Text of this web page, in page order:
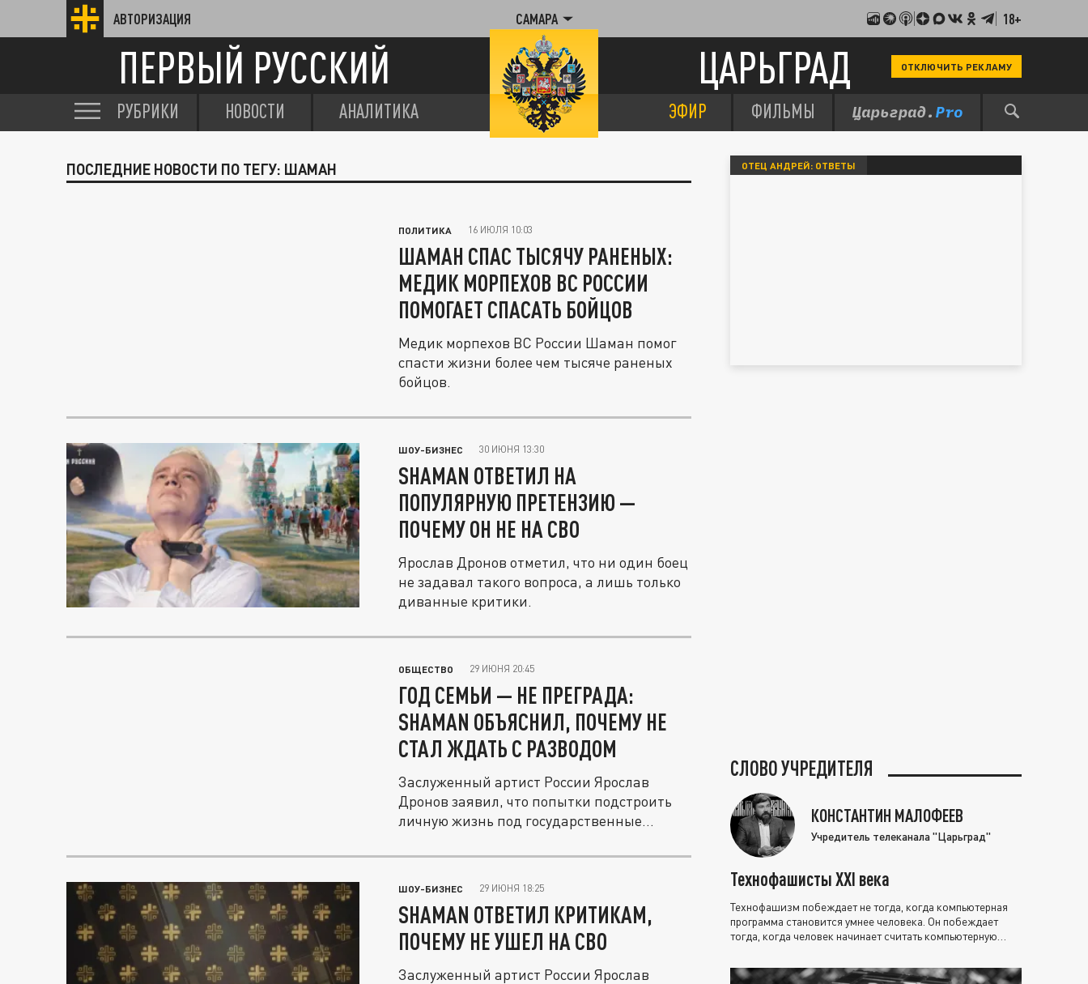
АВТОРИЗАЦИЯ САМАРА 18+
ПЕРВЫЙ РУССКИЙ ЦАРЬГРАД ОТКЛЮЧИТЬ РЕКЛАМУ
РУБРИКИ НОВОСТИ АНАЛИТИКА ЭФИР ФИЛЬМЫ
ПОСЛЕДНИЕ НОВОСТИ ПО ТЕГУ: ШАМАН
ПОЛИТИКА 16 ИЮЛЯ 10:03
ШАМАН СПАС ТЫСЯЧУ РАНЕНЫХ:
МЕДИК МОРПЕХОВ ВС РОССИИ
ПОМОГАЕТ СПАСАТЬ БОЙЦОВ
Медик морпехов ВС России Шаман помог
спасти жизни более чем тысяче раненых
бойцов.
ШОУ-БИЗНЕС 30 ИЮНЯ 13:30
SHAMAN ОТВЕТИЛ НА
ПОПУЛЯРНУЮ ПРЕТЕНЗИЮ —
ПОЧЕМУ ОН НЕ НА СВО
Ярослав Дронов отметил, что ни один боец
не задавал такого вопроса, а лишь только
диванные критики.
ОБЩЕСТВО 29 ИЮНЯ 20:45
ГОД СЕМЬИ — НЕ ПРЕГРАДА:
SHAMAN ОБЪЯСНИЛ, ПОЧЕМУ НЕ
СТАЛ ЖДАТЬ С РАЗВОДОМ
Заслуженный артист России Ярослав
Дронов заявил, что попытки подстроить
личную жизнь под государственные...
ШОУ-БИЗНЕС 29 ИЮНЯ 18:25
SHAMAN ОТВЕТИЛ КРИТИКАМ,
ПОЧЕМУ НЕ УШЕЛ НА СВО
Заслуженный артист России Ярослав
ОТЕЦ АНДРЕЙ: ОТВЕТЫ
СЛОВО УЧРЕДИТЕЛЯ
КОНСТАНТИН МАЛОФЕЕВ
Учредитель телеканала "Царьград"
Технофашисты XXI века
Технофашизм побеждает не тогда, когда компьютерная
программа становится умнее человека. Он побеждает
тогда, когда человек начинает считать компьютерную